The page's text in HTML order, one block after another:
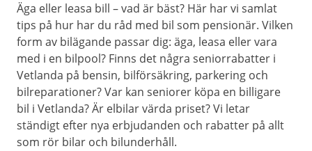
Äga eller leasa bill – vad är bäst? Här har vi samlat
tips på hur har du råd med bil som pensionär. Vilken
form av bilägande passar dig: äga, leasa eller vara
med i en bilpool? Finns det några seniorrabatter i
Vetlanda på bensin, bilförsäkring, parkering och
bilreparationer? Var kan seniorer köpa en billigare
bil i Vetlanda? Är elbilar värda priset? Vi letar
ständigt efter nya erbjudanden och rabatter på allt
som rör bilar och bilunderhåll.